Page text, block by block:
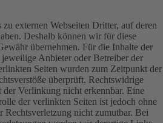
externen Webseiten Dritter, auf deren
Deshalb können wir für diese
übernehmen. Für die Inhalte der
Anbieter oder Betreiber der
Seiten wurden zum Zeitpunkt der
überprüft. Rechtswidrige
Verlinkung nicht erkennbar. Eine
der verlinkten Seiten ist jedoch ohne
Rechtsverletzung nicht zumutbar. Bei